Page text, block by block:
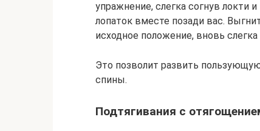
упражнение, слегка согнув локти
лопаток вместе позади вас.
исходное положение, вновь слегка
Это позволит развить
спины.
Подтягивания с